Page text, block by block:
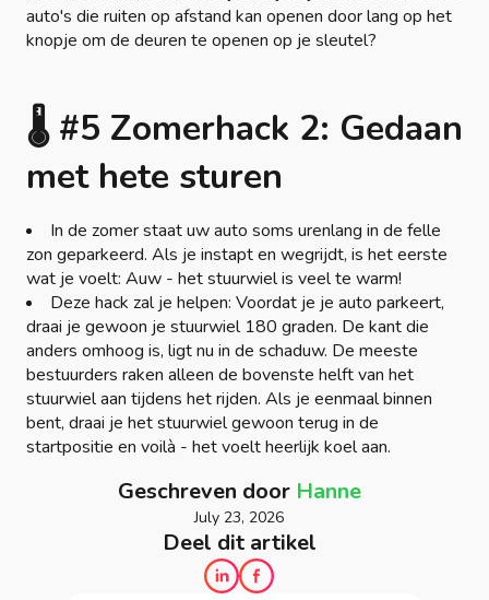
auto's die ruiten op afstand kan openen door lang op het
knopje om de deuren te openen op je sleutel?
🌡️ #5 Zomerhack 2: Gedaan
met hete sturen
In de zomer staat uw auto soms urenlang in de felle
zon geparkeerd. Als je instapt en wegrijdt, is het eerste
wat je voelt: Auw - het stuurwiel is veel te warm!
Deze hack zal je helpen: Voordat je je auto parkeert,
draai je gewoon je stuurwiel 180 graden. De kant die
anders omhoog is, ligt nu in de schaduw. De meeste
bestuurders raken alleen de bovenste helft van het
stuurwiel aan tijdens het rijden. Als je eenmaal binnen
bent, draai je het stuurwiel gewoon terug in de
startpositie en voilà - het voelt heerlijk koel aan.
Geschreven door Hanne
July 23, 2026
Deel dit artikel